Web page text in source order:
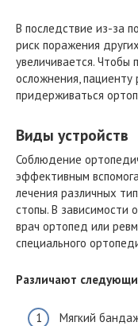
В последствие из-за
риск поражения
увеличивается.
осложнения,
придерживаться
Виды устройств
Соблюдение
эффективным
лечения различных
стопы. В зависимости
врач ортопед или
специального
Различают
Мягкий